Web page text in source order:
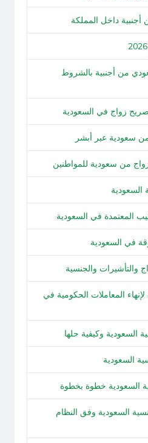
داخل المملكة
من أجنبية بالشروط
زواج في السعودية
سعودية عبر أبشر
من سعودية للمواطنين
المعتمدة في السعودية
في السعودية
والجنسية
المعاملات الحكومية في
وكيفية حلها
السعودية
السعودية خطوة بخطوة
السعودية وفق النظام